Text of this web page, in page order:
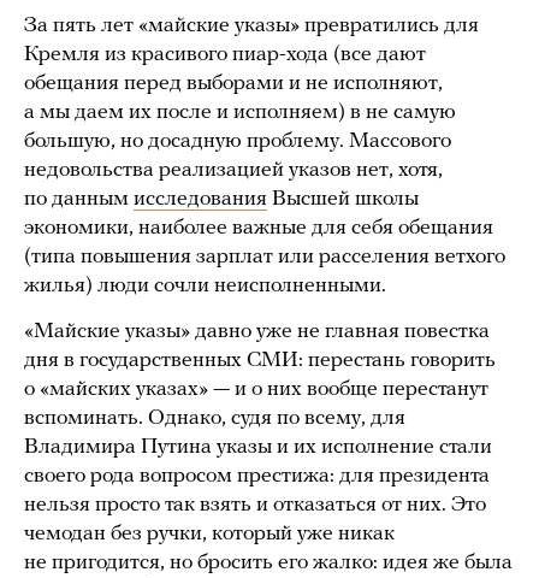
За пять лет «майские указы» превратились для
Кремля из красивого пиар-хода (все дают
обещания перед выборами и не исполняют,
а мы даем их после и исполняем) в не самую
большую, но досадную проблему. Массового
недовольства реализацией указов нет, хотя,
по данным исследования Высшей школы
экономики, наиболее важные для себя обещания
(типа повышения зарплат или расселения ветхого
жилья) люди сочли неисполненными.
«Майские указы» давно уже не главная повестка
дня в государственных СМИ: перестань говорить
о «майских указах» — и о них вообще перестанут
вспоминать. Однако, судя по всему, для
Владимира Путина указы и их исполнение стали
своего рода вопросом престижа: для президента
нельзя просто так взять и отказаться от них. Это
чемодан без ручки, который уже никак
не пригодится, но бросить его жалко: идея же была